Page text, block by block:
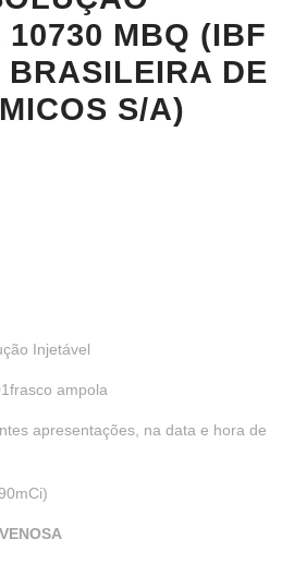
10730 MBQ (IBF
BRASILEIRA DE
S/A)
Injetável
ampola
apresentações, na data e hora de